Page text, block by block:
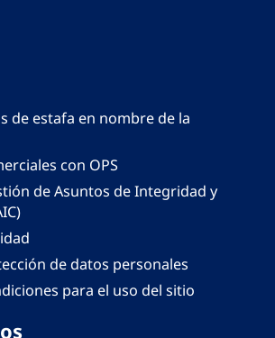
de estafa en nombre de la
con OPS
de Asuntos de Integridad y
de datos personales
para el uso del sitio